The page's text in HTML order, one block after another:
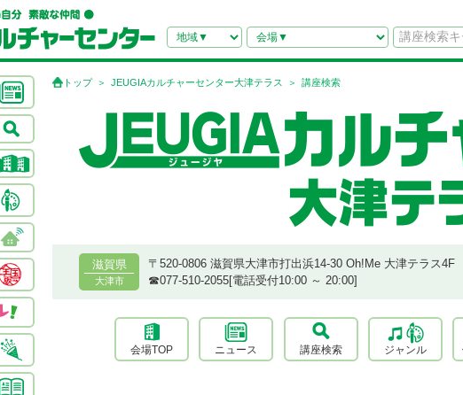
トップ JEUGIAカルチャーセンター大津テラス 講座検索
滋賀県
大津市
〒520-0806 滋賀県大津市打出浜14-30 Oh!Me 大津テラス4F
☎︎077-510-2055[電話受付10:00 ～ 20:00]
会場TOP ニュース 講座検索 ジャンル